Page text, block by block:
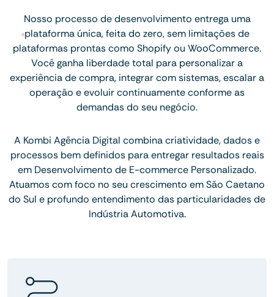
Nosso processo de desenvolvimento entrega uma
plataforma única, feita do zero, sem limitações de
plataformas prontas como Shopify ou WooCommerce.
Você ganha liberdade total para personalizar a
experiência de compra, integrar com sistemas, escalar a
operação e evoluir continuamente conforme as
demandas do seu negócio.
A Kombi Agência Digital combina criatividade, dados e
processos bem definidos para entregar resultados reais
em Desenvolvimento de E-commerce Personalizado.
Atuamos com foco no seu crescimento em São Caetano
do Sul e profundo entendimento das particularidades de
Indústria Automotiva.